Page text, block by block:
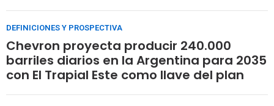
DEFINICIONES Y PROSPECTIVA
Chevron proyecta producir 240.000
barriles diarios en la Argentina para 2035
con El Trapial Este como llave del plan